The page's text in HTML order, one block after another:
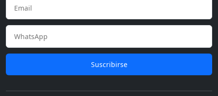
Suscribirse